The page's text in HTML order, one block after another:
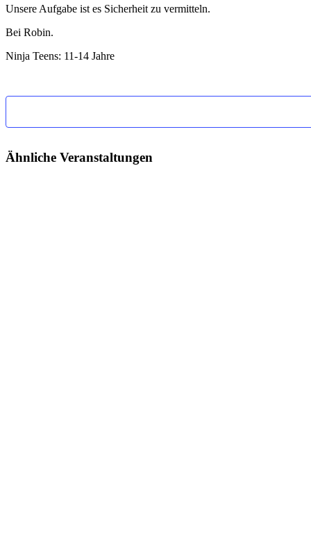
Unsere Aufgabe ist es Sicherheit zu vermitteln.
Bei Robin.
Ninja Teens: 11-14 Jahre
Ähnliche Veranstaltungen